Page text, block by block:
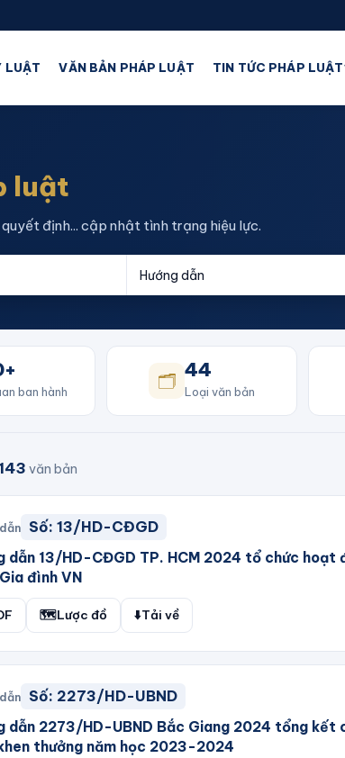
LUẬT VĂN BẢN PHÁP LUẬT TIN TỨC PHÁP LUẬT
luật
định... cập nhật tình trạng hiệu lực.
ban hành 🗂️ 44
Loại văn bản
văn bản
Số: 13/HD-CĐGD
dẫn 13/HD-CĐGD TP. HCM 2024 tổ chức hoạt
đình VN
🗺️Lược đồ ⬇️Tải về
Số: 2273/HD-UBND
dẫn 2273/HD-UBND Bắc Giang 2024 tổng kết
thưởng năm học 2023-2024